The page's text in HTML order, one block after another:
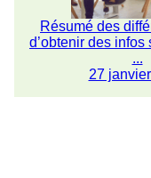
Résumé des
d’obtenir des
...
27